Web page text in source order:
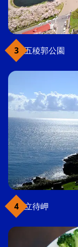
五稜郭公園
立待岬